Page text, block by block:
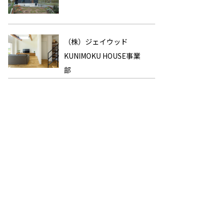
（株）ジェイウッド
KUNIMOKU HOUSE事業
部